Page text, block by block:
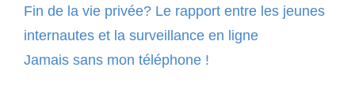
Fin de la vie privée? Le rapport entre les jeunes
internautes et la surveillance en ligne
Jamais sans mon téléphone !